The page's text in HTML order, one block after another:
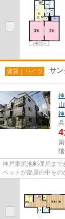
賃貸｜ハイツ サン
4
神戸東尻池郵便局まで
ペットが部屋の中を